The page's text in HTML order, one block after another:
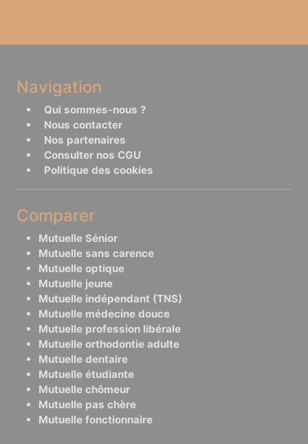
Navigation
Qui sommes-nous ?
Nous contacter
Nos partenaires
Consulter nos CGU
Politique des cookies
Comparer
Mutuelle Sénior
Mutuelle sans carence
Mutuelle optique
Mutuelle jeune
Mutuelle indépendant (TNS)
Mutuelle médecine douce
Mutuelle profession libérale
Mutuelle orthodontie adulte
Mutuelle dentaire
Mutuelle étudiante
Mutuelle chômeur
Mutuelle pas chère
Mutuelle fonctionnaire